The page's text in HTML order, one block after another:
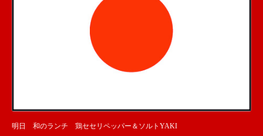
明日 和のランチ 鶏セセリペッパー＆ソルトYAKI